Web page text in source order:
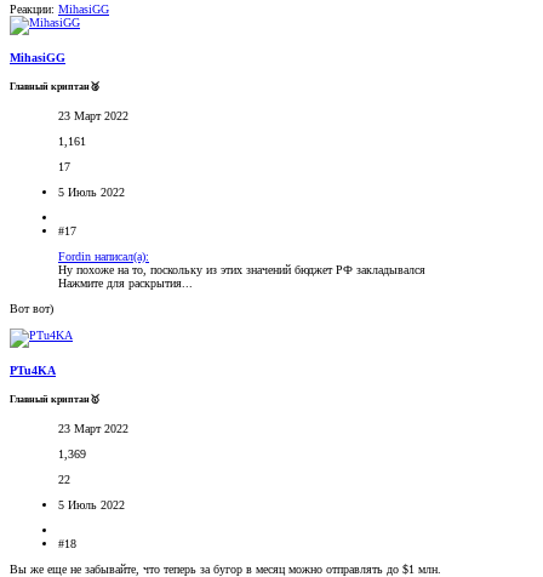
Реакции: MihasiGG
MihasiGG
Главный криптан🥈
23 Март 2022
1,161
17
5 Июль 2022
#17
Fordin написал(а):
Ну похоже на то, поскольку из этих значений бюджет РФ закладывался
Нажмите для раскрытия...
Вот вот)
PTu4KA
Главный криптан🥇
23 Март 2022
1,369
22
5 Июль 2022
#18
Вы же еще не забывайте, что теперь за бугор в месяц можно отправлять до $1 млн.